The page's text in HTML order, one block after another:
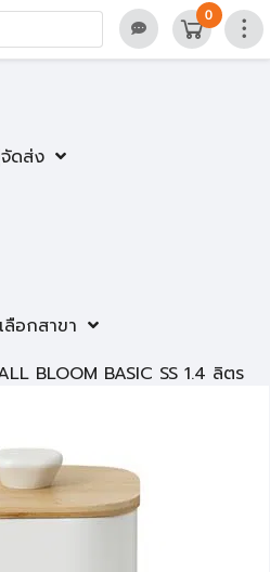
ดส่ง
เลือกสาขา
0
BLOOM BASIC SS 1.4 ลิตร